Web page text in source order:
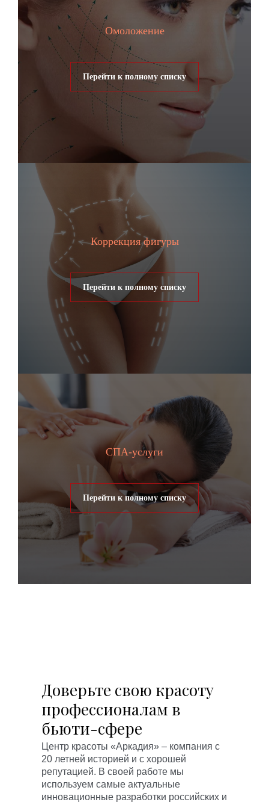
Омоложение
Перейти к полному списку
Коррекция фигуры
Перейти к полному списку
СПА-услуги
Перейти к полному списку
Доверьте свою красоту
профессионалам в
бьюти-сфере
Центр красоты «Аркадия» – компания с
20 летней историей и с хорошей
репутацией. В своей работе мы
используем самые актуальные
инновационные разработки российских и